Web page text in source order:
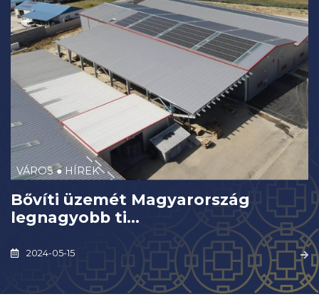
VÁROS ● HÍREK
Bővíti üzemét Magyarország
legnagyobb ti...
2024-05-15